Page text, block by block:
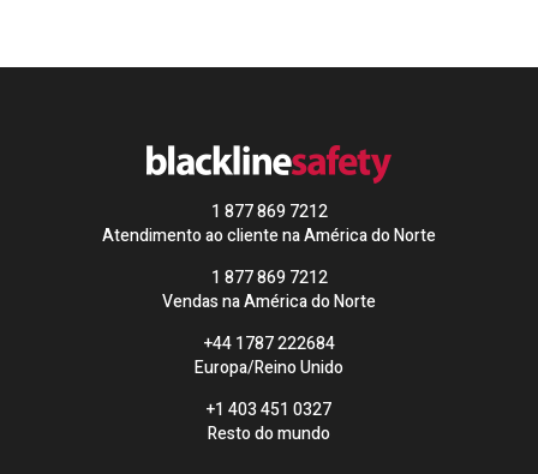
1 877 869 7212
Atendimento ao cliente na América do Norte
1 877 869 7212
Vendas na América do Norte
+44 1787 222684
Europa/Reino Unido
+1 403 451 0327
Resto do mundo